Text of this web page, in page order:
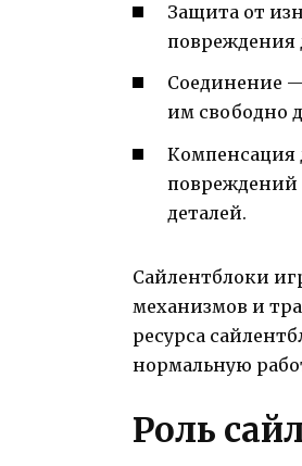
Защита от
повреждения
Соединение
им свободно
Компенсация
деталей.
Сайлентблоки
механизмов и
ресурса
нормальную
Роль